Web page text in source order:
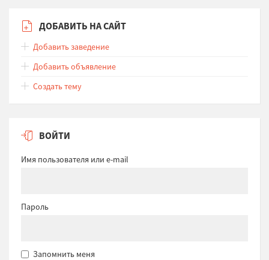
ДОБАВИТЬ НА САЙТ
Добавить заведение
Добавить объявление
Создать тему
ВОЙТИ
Имя пользователя или e-mail
Пароль
Запомнить меня